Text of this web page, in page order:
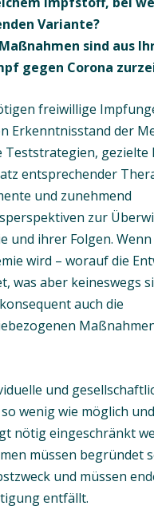
Variante?
sind aus
gegen Corona
freiwillige
Erkenntnisstand der
Teststrategien, gezielte
entsprechender
und zunehmend
zur
und ihrer Folgen.
wird – worauf die
was aber keineswegs
auch die
und
wenig wie möglich
nötig eingeschränkt
müssen begründet
und müssen
entfällt.